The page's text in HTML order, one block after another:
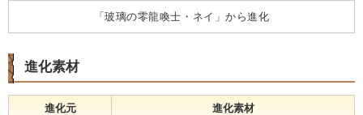
「玻璃の零龍喚士・ネイ」から進化
進化素材
進化元 進化素材